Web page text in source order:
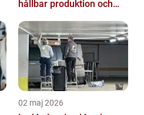
hållbar produktion och
02 maj 2026